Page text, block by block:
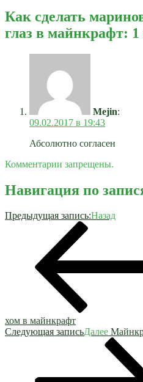
Как сделать
глаз в майнкрафт:
Mejin:
09.02.2017 в 19:43
Абсолютно согласен
Комментарии запрещены.
Навигация по
Предыдущая запись:Назад
хом в майнкрафт
Следующая записьДалее